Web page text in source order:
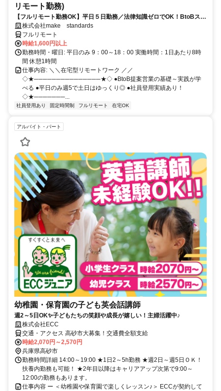
リモート勤務)
【フルリモート勤務OK】平日５日勤務／法律知識ゼロでOK！BtoBスキ
ルが身につく営業職
株式会社make standards
フルリモート
時給1,600円以上
勤務時間・曜日: 平日のみ 9：00～18：00 実働時間：1日あたり8時
間 休憩1時間
仕事内容: ＼＼在宅型リモートワーク ／／
◇★───────────────★◇ ●BtoB提案営業の基礎～実践が学
べる ●平日のみ週5で土日はゆっくり◎ ●社員登用実績あり！
◇★───────...
社員登用あり 固定時間制 フルリモート 在宅OK
アルバイト・パート
幼稚園・保育園の子ども英会話講師
週2～5日OK✨子どもたちの笑顔や成長が嬉しい！主婦活躍中♪
株式会社ECC
交通・アクセス 高砂市大募集！交通費全額支給
時給2,070円～2,570円
兵庫県高砂市
勤務時間詳細 14:00～19:00 ★1日2～5h勤務 ★週2日～週5日ＯＫ！
扶養内勤務も可能！ ★2年目以降はキャリアアップ次第で9:00～
12:00の勤務もあります。
仕事内容 ー ＜幼稚園や保育園で楽しくレッスン♪＞ ECCが契約して